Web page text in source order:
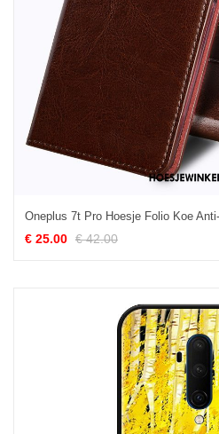
€ 25.00 € 42.00